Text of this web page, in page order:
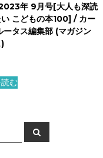
年 9月号[大人も深読
こどもの本100] / カー
ータス編集部 (マガジン
む
検
索